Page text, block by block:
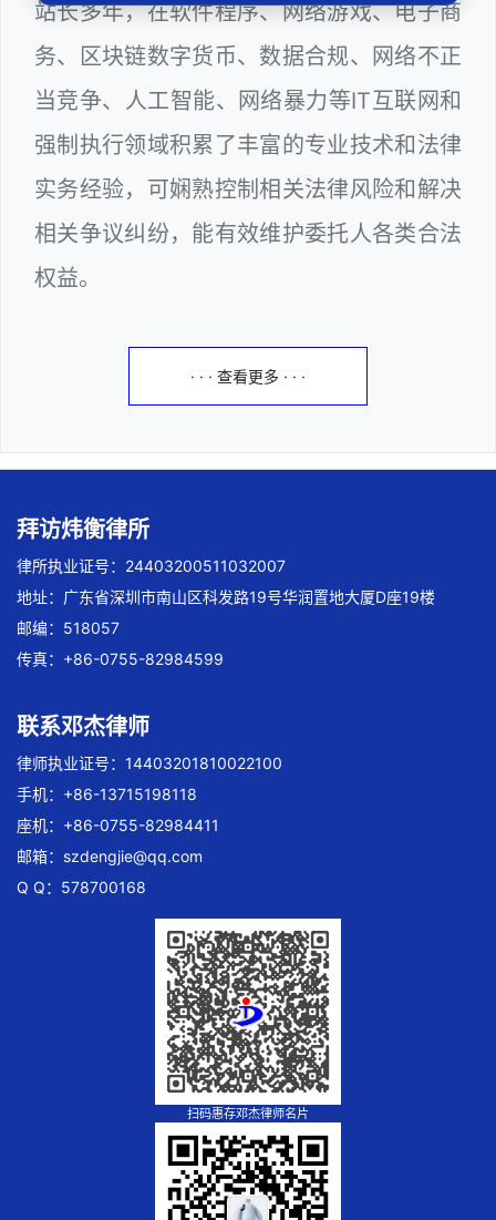
站长多年，在软件程序、网络游戏、电子商
务、区块链数字货币、数据合规、网络不正
当竞争、人工智能、网络暴力等IT互联网和
强制执行领域积累了丰富的专业技术和法律
实务经验，可娴熟控制相关法律风险和解决
相关争议纠纷，能有效维护委托人各类合法
权益。
· · · 查看更多 · · ·
拜访炜衡律所
律所执业证号：24403200511032007
地址：广东省深圳市南山区科发路19号华润置地大厦D座19楼
邮编：518057
传真：+86-0755-82984599
联系邓杰律师
律师执业证号：14403201810022100
手机：+86-13715198118
座机：+86-0755-82984411
邮箱： szdengjie@qq.com
Q Q：578700168
扫码惠存邓杰律师名片